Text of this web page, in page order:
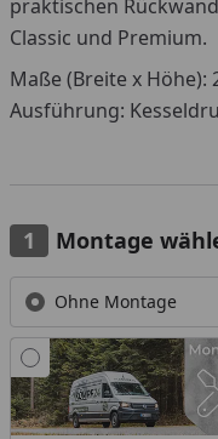
praktischen
Classic und Premium.
Maße (Breite x Höhe):
Ausführung:
Montage
Ohne Montage